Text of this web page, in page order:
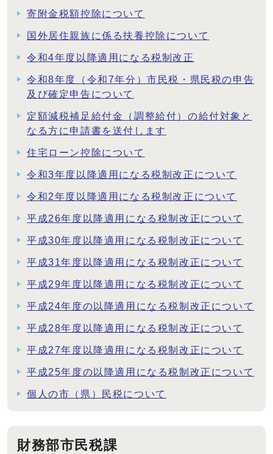
寄附金税額控除について
国外居住親族に係る扶養控除について
令和4年度以降適用になる税制改正
令和8年度（令和7年分）市民税・県民税の申告
及び確定申告について
定額減税補足給付金（調整給付）の給付対象と
なる方に申請書を送付します
住宅ローン控除について
令和3年度以降適用になる税制改正について
令和2年度以降適用になる税制改正について
平成26年度以降適用になる税制改正について
平成30年度以降適用になる税制改正について
平成31年度以降適用になる税制改正について
平成29年度以降適用になる税制改正について
平成24年度の以降適用になる税制改正について
平成28年度以降適用になる税制改正について
平成27年度以降適用になる税制改正について
平成25年度の以降適用になる税制改正について
個人の市（県）民税について
財務部市民税課